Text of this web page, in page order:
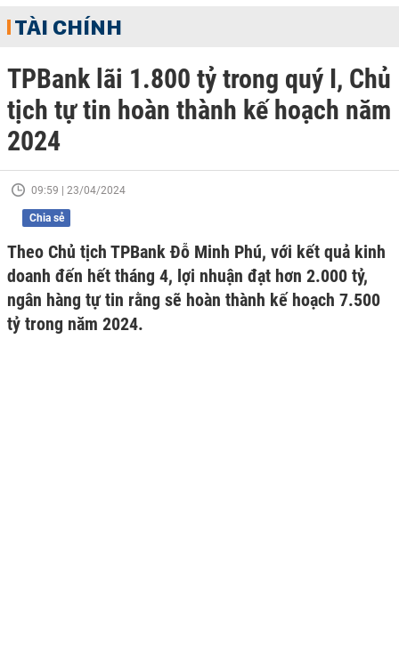
TÀI CHÍNH
TPBank lãi 1.800 tỷ trong quý I, Chủ
tịch tự tin hoàn thành kế hoạch năm
2024
09:59 | 23/04/2024
Chia sẻ
Theo Chủ tịch TPBank Đỗ Minh Phú, với kết quả kinh
doanh đến hết tháng 4, lợi nhuận đạt hơn 2.000 tỷ,
ngân hàng tự tin rằng sẽ hoàn thành kế hoạch 7.500
tỷ trong năm 2024.